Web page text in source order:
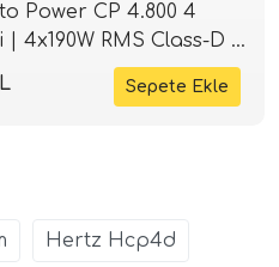
Power CP 4.800 4
| 4x190W RMS Class-D |
Hertz Hcp4d